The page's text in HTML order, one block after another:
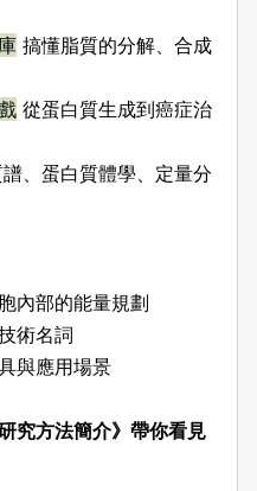
搞懂脂質的分解、合成
從蛋白質生成到癌症治
譜、蛋白質體學、定量分
內部的能量規劃
術名詞
與應用場景
究方法簡介》帶你看見